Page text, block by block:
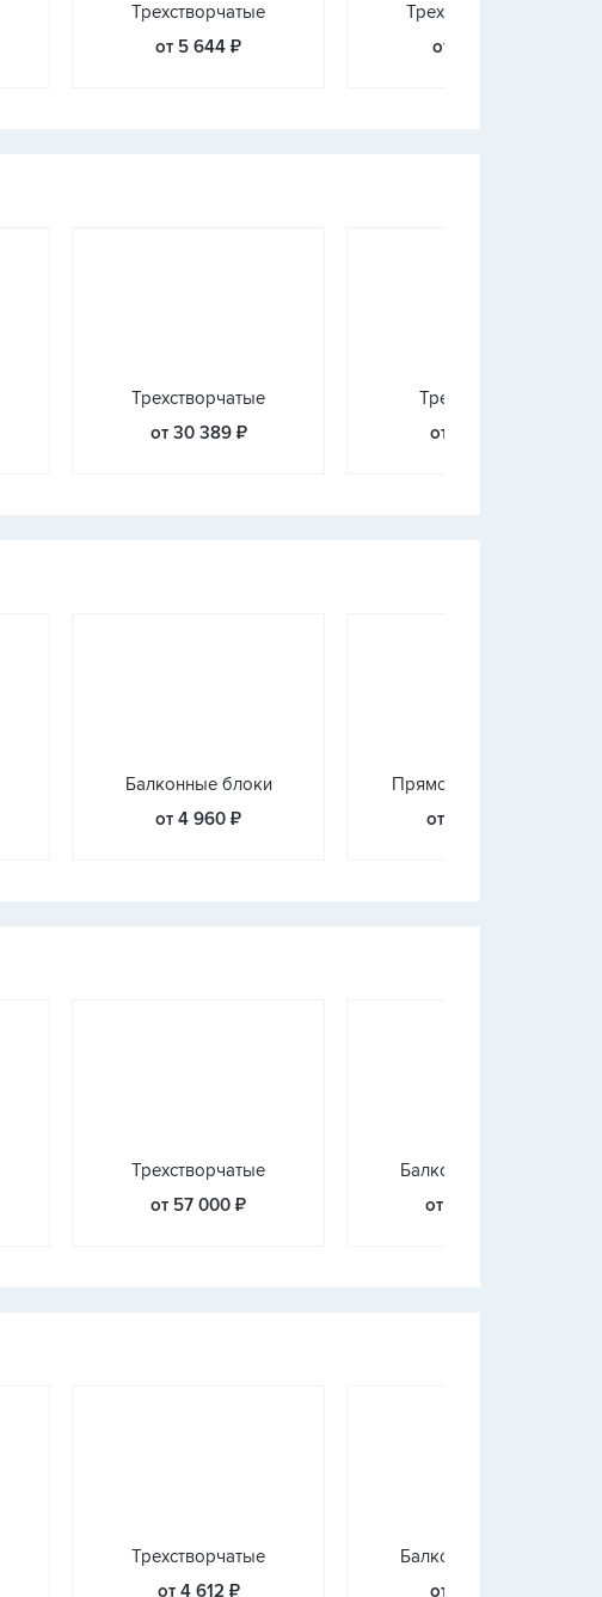
Трехстворчатые
от 5 644 ₽
Трехстворчатые
от 1 903 ₽
Трехстворчатые
от 30 389 ₽
Треугольные
от 3 233 ₽
Балконные блоки
от 4 960 ₽
Прямое остекление
от 15 000 ₽
Трехстворчатые
от 57 000 ₽
Балконные блоки
от 53 270 ₽
Трехстворчатые
от 4 612 ₽
Балконные блоки
от 3 924 ₽